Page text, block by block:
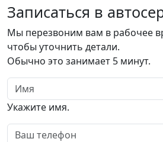
Записаться в
Мы перезвоним вам в рабочее
чтобы уточнить детали.
Обычно это занимает 5 минут.
Имя
Укажите имя.
Телефон